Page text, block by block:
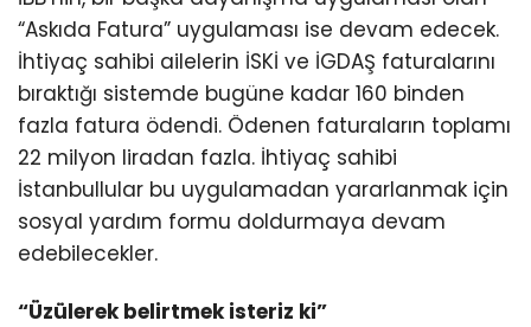
“Askıda Fatura” uygulaması ise devam edecek.
İhtiyaç sahibi ailelerin İSKİ ve İGDAŞ faturalarını
bıraktığı sistemde bugüne kadar 160 binden
fazla fatura ödendi. Ödenen faturaların toplamı
22 milyon liradan fazla. İhtiyaç sahibi
İstanbullular bu uygulamadan yararlanmak için
sosyal yardım formu doldurmaya devam
edebilecekler.
“Üzülerek belirtmek isteriz ki”